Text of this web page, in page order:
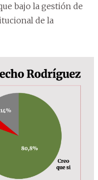
bajo la gestión de
de la